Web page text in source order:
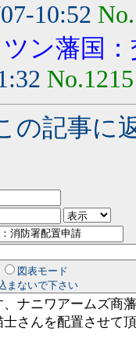
10:52
ン藩国
No.1215
の記事に
図表モード
まないで下さい